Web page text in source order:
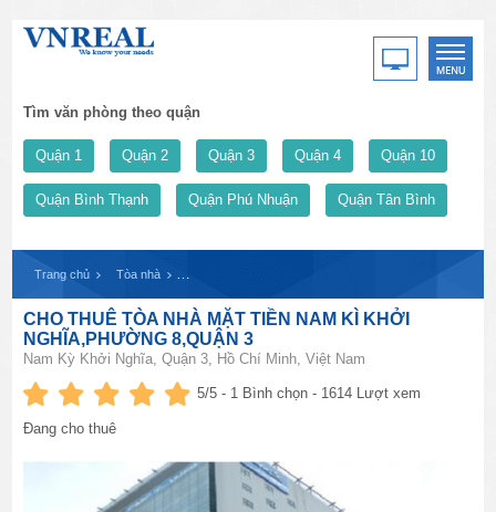
Tìm văn phòng theo quận
Quận 1 Quận 2 Quận 3 Quận 4 Quận 10
Quận Bình Thạnh Quận Phú Nhuận Quận Tân Bình
Trang chủ Tòa nhà
CHO THUÊ TÒA NHÀ MẶT TIỀN NAM KÌ KHỞI
NGHĨA,PHƯỜNG 8,QUẬN 3
Nam Kỳ Khởi Nghĩa, Quận 3, Hồ Chí Minh, Việt Nam
5/5 - 1 Bình chọn - 1614 Lượt xem
Đang cho thuê